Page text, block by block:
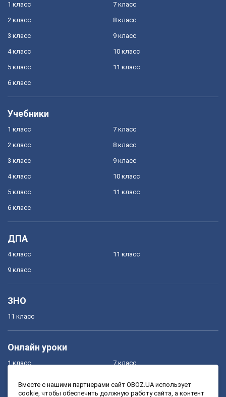
1 класс
2 класс
3 класс
4 класс
5 класс
6 класс
7 класс
8 класс
9 класс
10 класс
11 класс
Учебники
1 класс
2 класс
3 класс
4 класс
5 класс
6 класс
7 класс
8 класс
9 класс
10 класс
11 класс
ДПА
4 класс
9 класс
11 класс
ЗНО
11 класс
Онлайн уроки
1 класс
3 класс
7 класс
9 класс
Вместе с нашими партнерами сайт OBOZ.UA использует
cookie, чтобы обеспечить должную работу сайта, а контент